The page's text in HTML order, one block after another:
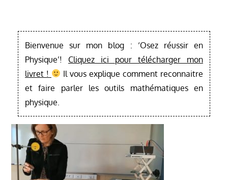
Bienvenue sur mon blog : ‘Osez réussir en
Physique’! Cliquez ici pour télécharger mon
livret !
Il vous explique comment reconnaitre
et faire parler les outils mathématiques en
physique.